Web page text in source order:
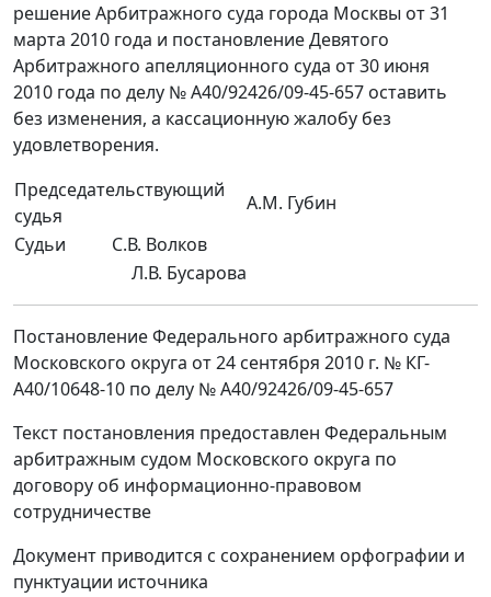
решение Арбитражного суда города Москвы от 31
марта 2010 года и постановление Девятого
Арбитражного апелляционного суда от 30 июня
2010 года по делу № А40/92426/09-45-657 оставить
без изменения, а кассационную жалобу без
удовлетворения.
Председательствующий
судья
А.М. Губин
Судьи
С.В. Волков
Л.В. Бусарова
Постановление Федерального арбитражного суда
Московского округа от 24 сентября 2010 г. № КГ-
А40/10648-10 по делу № А40/92426/09-45-657
Текст постановления предоставлен Федеральным
арбитражным судом Московского округа по
договору об информационно-правовом
сотрудничестве
Документ приводится с сохранением орфографии и
пунктуации источника